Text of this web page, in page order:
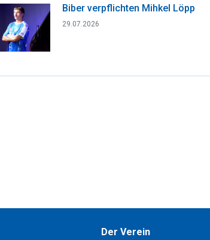
Biber verpflichten Mihkel Löpp
29.07.2026
Der Verein